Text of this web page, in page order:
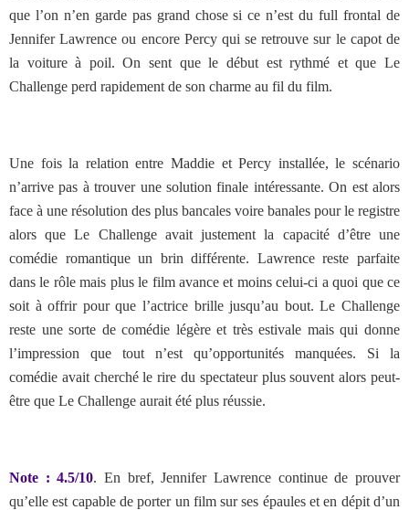
que l’on n’en garde pas grand chose si ce n’est du full frontal de
Jennifer Lawrence ou encore Percy qui se retrouve sur le capot de
la voiture à poil. On sent que le début est rythmé et que Le
Challenge perd rapidement de son charme au fil du film.
Une fois la relation entre Maddie et Percy installée, le scénario
n’arrive pas à trouver une solution finale intéressante. On est alors
face à une résolution des plus bancales voire banales pour le registre
alors que Le Challenge avait justement la capacité d’être une
comédie romantique un brin différente. Lawrence reste parfaite
dans le rôle mais plus le film avance et moins celui-ci a quoi que ce
soit à offrir pour que l’actrice brille jusqu’au bout. Le Challenge
reste une sorte de comédie légère et très estivale mais qui donne
l’impression que tout n’est qu’opportunités manquées. Si la
comédie avait cherché le rire du spectateur plus souvent alors peut-
être que Le Challenge aurait été plus réussie.
Note : 4.5/10. En bref, Jennifer Lawrence continue de prouver
qu’elle est capable de porter un film sur ses épaules et en dépit d’un